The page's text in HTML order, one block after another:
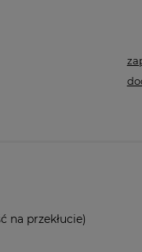
przekłucie)